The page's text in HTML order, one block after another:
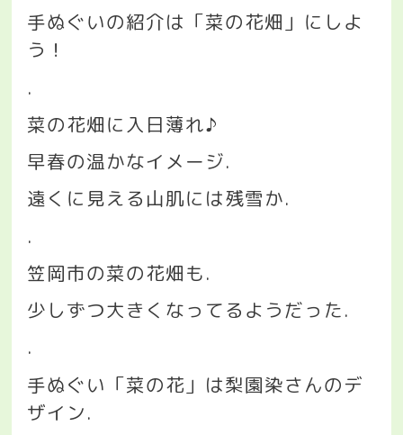
手ぬぐいの紹介は「菜の花畑」にしよ
う！
.
菜の花畑に入日薄れ♪
早春の温かなイメージ.
遠くに見える山肌には残雪か.
.
笠岡市の菜の花畑も.
少しずつ大きくなってるようだった.
.
手ぬぐい「菜の花」は梨園染さんのデ
ザイン.